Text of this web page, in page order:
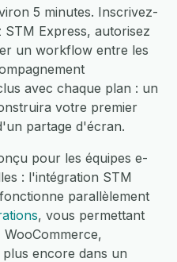
5 minutes. Inscrivez-
Express, autorisez
un workflow entre les
avec chaque plan : un
votre premier
partage d'écran.
pour les équipes e-
: l'intégration STM
parallèlement
, vous permettant
encore dans un